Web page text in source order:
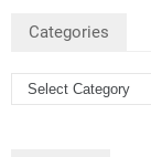
Categories